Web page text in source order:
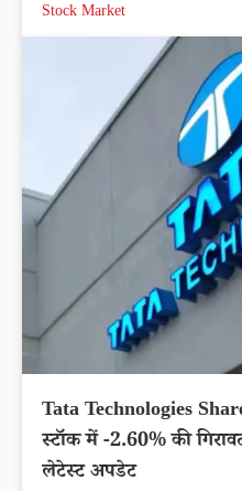
Stock Market
Tata Technologies
स्टॉक में -2.60% की
लेटेस्ट अपडेट